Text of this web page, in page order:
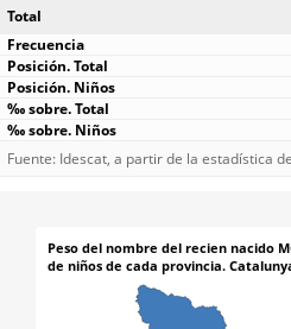
Total
Fuente: Idescat, a partir de la estadística